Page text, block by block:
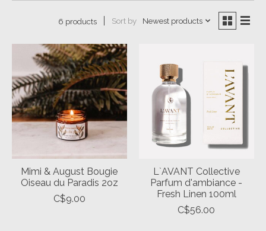
6 products Sort by Newest products
Mimi & August Bougie
Oiseau du Paradis 2oz
C$9.00
L`AVANT Collective
Parfum d'ambiance -
Fresh Linen 100ml
C$56.00